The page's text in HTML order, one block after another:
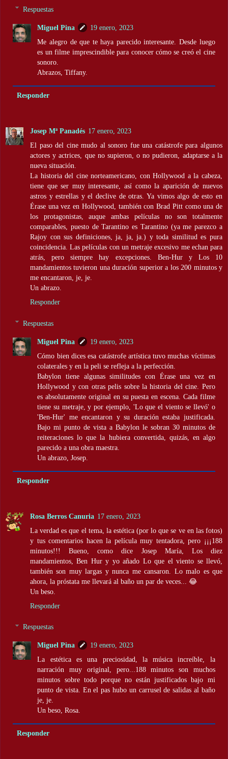
Respuestas
Miguel Pina
19 enero, 2023
Me alegro de que te haya parecido interesante. Desde luego
es un filme imprescindible para conocer cómo se creó el cine
sonoro.
Abrazos, Tiffany.
Responder
Josep Mª Panadés 17 enero, 2023
El paso del cine mudo al sonoro fue una catástrofe para algunos
actores y actrices, que no supieron, o no pudieron, adaptarse a la
nueva situación.
La historia del cine norteamericano, con Hollywood a la cabeza,
tiene que ser muy interesante, así como la aparición de nuevos
astros y estrellas y el declive de otras. Ya vimos algo de esto en
Érase una vez en Hollywood, también con Brad Pitt como una de
los protagonistas, auque ambas películas no son totalmente
comparables, puesto de Tarantino es Tarantino (ya me parezco a
Rajoy con sus definiciones, ja, ja, ja.) y toda similitud es pura
coincidencia. Las películas con un metraje excesivo me echan para
atrás, pero siempre hay excepciones. Ben-Hur y Los 10
mandamientos tuvieron una duración superior a los 200 minutos y
me encantaron, je, je.
Un abrazo.
Responder
Respuestas
Miguel Pina
19 enero, 2023
Cómo bien dices esa catástrofe artística tuvo muchas víctimas
colaterales y en la peli se refleja a la perfección.
Babylon tiene algunas similitudes con Érase una vez en
Hollywood y con otras pelis sobre la historia del cine. Pero
es absolutamente original en su puesta en escena. Cada filme
tiene su metraje, y por ejemplo, 'Lo que el viento se llevó' o
'Ben-Hur' me encantaron y su duración estaba justificada.
Bajo mi punto de vista a Babylon le sobran 30 minutos de
reiteraciones lo que la hubiera convertida, quizás, en algo
parecido a una obra maestra.
Un abrazo, Josep.
Responder
Rosa Berros Canuria 17 enero, 2023
La verdad es que el tema, la estética (por lo que se ve en las fotos)
y tus comentarios hacen la película muy tentadora, pero ¡¡¡188
minutos!!! Bueno, como dice Josep María, Los diez
mandamientos, Ben Hur y yo añado Lo que el viento se llevó,
también son muy largas y nunca me cansaron. Lo malo es que
ahora, la próstata me llevará al baño un par de veces... 😂
Un beso.
Responder
Respuestas
Miguel Pina
19 enero, 2023
La estética es una preciosidad, la música increíble, la
narración muy original, pero...188 minutos son muchos
minutos sobre todo porque no están justificados bajo mi
punto de vista. En el pas hubo un carrusel de salidas al baño
je, je.
Un beso, Rosa.
Responder